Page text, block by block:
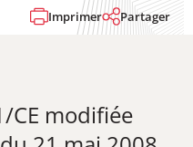
Imprimer Partager
CE modifiée